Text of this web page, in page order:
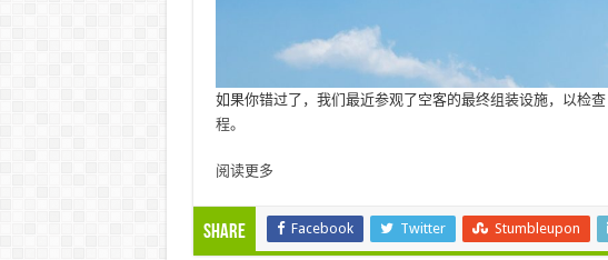
如果你错过了，我们最近参观了空客的最终组装设施，以检查
程。
阅读更多
Share Facebook Twitter Stumbleupon